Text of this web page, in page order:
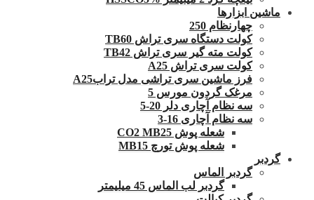
ماشین ابزارها
چهارنظام 250
کولت دستگاه سری تراش TB60
کولت مته گیر سری تراش TB42
کولت سری تراش A25
فرز ماشین سری تراشی مدل ترابA25
مرغک گردون مورس 5
سه نظام آچاری دلر 20-5
سه نظام آچاری 16-3
شعله پوش CO2 MB25
شعله پوش تورچ MB15
گردبر
گردبر الماس
گردبر لب الماس 45 میلیمتر